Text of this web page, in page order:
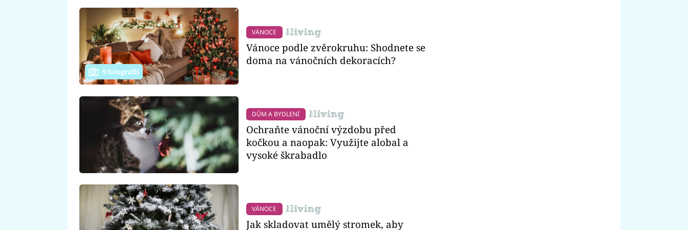
9 fotografií
VÁNOCE
Vánoce podle zvěrokruhu: Shodnete se
doma na vánočních dekoracích?
DŮM A BYDLENÍ
Ochraňte vánoční výzdobu před
kočkou a naopak: Využijte alobal a
vysoké škrabadlo
VÁNOCE
Jak skladovat umělý stromek, aby